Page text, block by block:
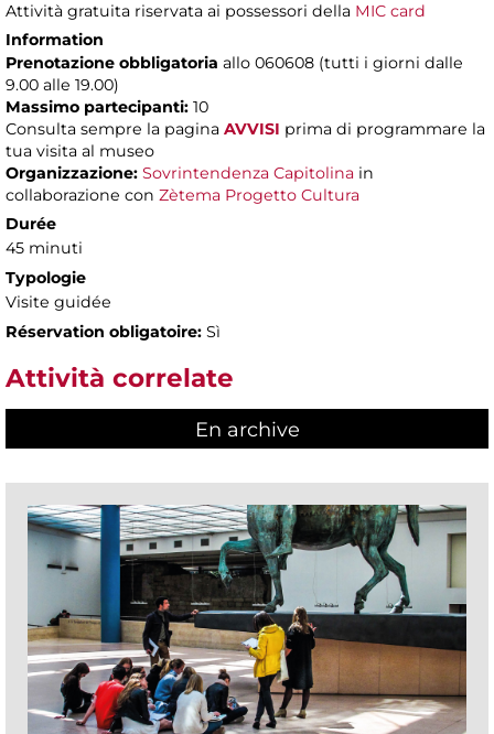
Attività gratuita riservata ai possessori della MIC card
Information
Prenotazione obbligatoria allo 060608 (tutti i giorni dalle
9.00 alle 19.00)
Massimo partecipanti: 10
Consulta sempre la pagina AVVISI prima di programmare la
tua visita al museo
Organizzazione: Sovrintendenza Capitolina in
collaborazione con Zètema Progetto Cultura
Durée
45 minuti
Typologie
Visite guidée
Réservation obligatoire: Sì
Attività correlate
En archive